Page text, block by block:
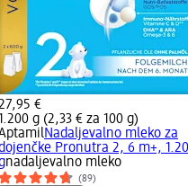
€
g (2,33 € za 100 g)
Nadaljevalno mleko za
Pronutra 2, 6 m+,
nadaljevalno mleko
(89)